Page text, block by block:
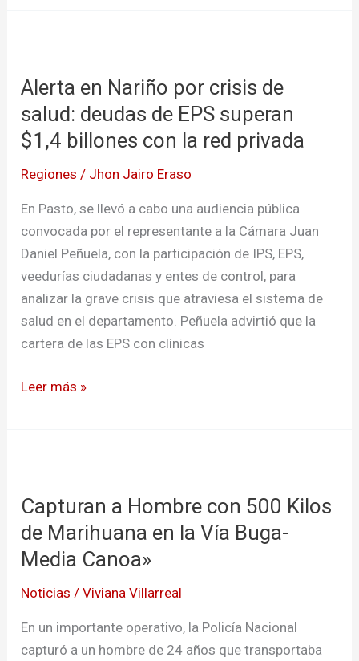
Alerta en Nariño por crisis de
salud: deudas de EPS superan
$1,4 billones con la red privada
Regiones / Jhon Jairo Eraso
En Pasto, se llevó a cabo una audiencia pública
convocada por el representante a la Cámara Juan
Daniel Peñuela, con la participación de IPS, EPS,
veedurías ciudadanas y entes de control, para
analizar la grave crisis que atraviesa el sistema de
salud en el departamento. Peñuela advirtió que la
cartera de las EPS con clínicas
Nariño
por
crisis
de
salud:
red
Leer más »
Capturan a Hombre con 500 Kilos
de Marihuana en la Vía Buga-
Media Canoa»
Noticias /Viviana Villarreal
En un importante operativo, la Policía Nacional
capturó a un hombre de 24 años que transportaba
Hombre
con
500
de